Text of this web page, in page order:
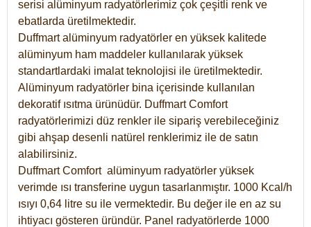
serisi alüminyum radyatörlerimiz çok çeşitli renk ve
ebatlarda üretilmektedir.
Duffmart alüminyum radyatörler en yüksek kalitede
alüminyum ham maddeler kullanılarak yüksek
standartlardaki imalat teknolojisi ile üretilmektedir.
Alüminyum radyatörler bina içerisinde kullanılan
dekoratif ısıtma ürünüdür. Duffmart Comfort
radyatörlerimizi düz renkler ile sipariş verebileceğiniz
gibi ahşap desenli natürel renklerimiz ile de satın
alabilirsiniz.
Duffmart Comfort alüminyum radyatörler yüksek
verimde ısı transferine uygun tasarlanmıştır. 1000 Kcal/h
ısıyı 0,64 litre su ile vermektedir. Bu değer ile en az su
ihtiyacı gösteren üründür. Panel radyatörlerde 1000